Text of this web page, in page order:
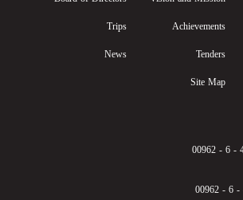
Achievements
Trips
Tenders
News
Site Map
00962 - 6 -
00962 - 6 -